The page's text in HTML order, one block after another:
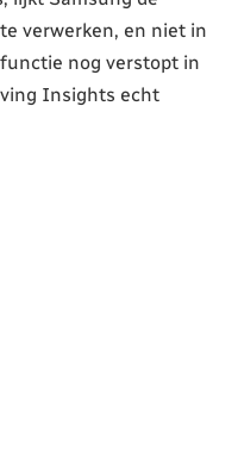
verwerken, en niet in
nog verstopt in
Insights echt